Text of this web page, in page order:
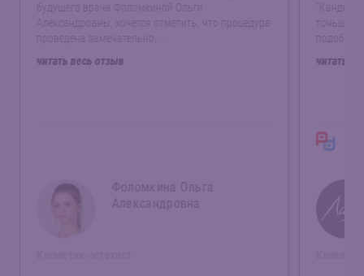
будущего врача Фоломкиной Ольги
Александровны, хочется отметить, что процедура
проведена замечательно, ...
читать весь отзыв
Фоломкина Ольга
Александровна
тоньше и
читать